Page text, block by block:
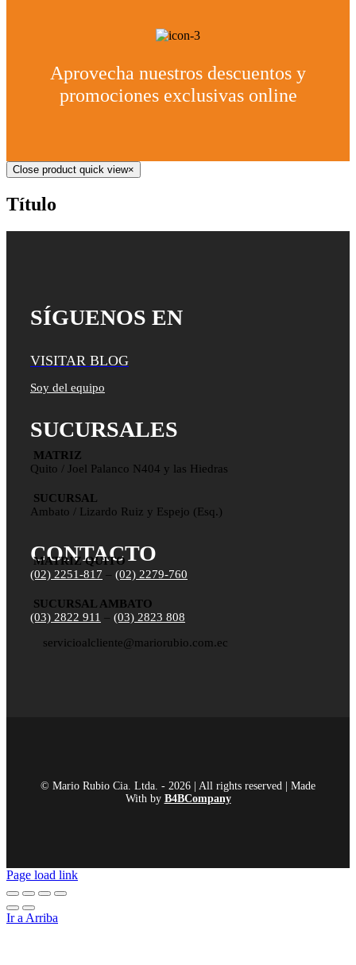
Aprovecha nuestros descuentos y
promociones exclusivas online
Close product quick view×
Título
SÍGUENOS EN
VISITAR BLOG
Soy del equipo
SUCURSALES
MATRIZ
Quito / Joel Palanco N404 y las Hiedras
SUCURSAL
Ambato / Lizardo Ruiz y Espejo (Esq.)
CONTACTO
MATRIZ QUITO
(02) 2251-817 – (02) 2279-760
SUCURSAL AMBATO
(03) 2822 911 – (03) 2823 808
servicioalcliente@mariorubio.com.ec
© Mario Rubio Cia. Ltda. - 2026 | All rights reserved | Made
With by B4BCompany
Page load link
Ir a Arriba